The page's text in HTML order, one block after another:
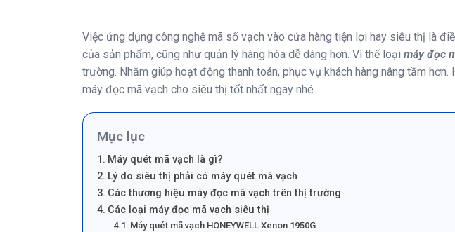
Việc ứng dụng công nghệ mã số vạch vào cửa hàng tiện lợi hay siêu thị là
của sản phẩm, cũng như quản lý hàng hóa dễ dàng hơn. Vì thế loại máy đọc
trường. Nhằm giúp hoạt động thanh toán, phục vụ khách hàng nâng tầm
máy đọc mã vạch cho siêu thị tốt nhất ngay nhé.
Mục lục
Máy quét mã vạch là gì?
Lý do siêu thị phải có máy quét mã vạch
Các thương hiệu máy đọc mã vạch trên thị trường
Các loại máy đọc mã vạch siêu thị
Máy quét mã vạch HONEYWELL Xenon 1950G